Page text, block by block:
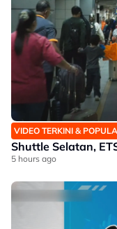
VIDEO TERKINI &
Shuttle Selatan,
5 hours ago